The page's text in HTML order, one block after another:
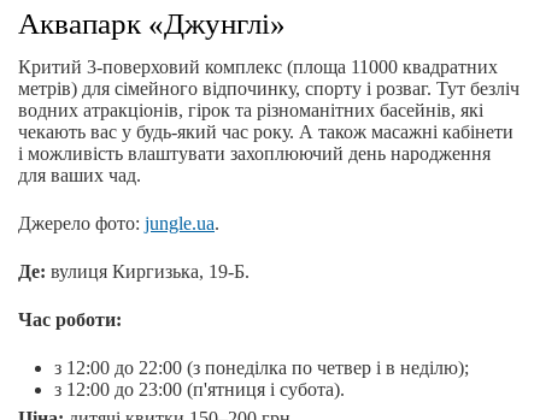
Аквапарк «Джунглі»
Критий 3-поверховий комплекс (площа 11000 квадратних
метрів) для сімейного відпочинку, спорту і розваг. Тут безліч
водних атракціонів, гірок та різноманітних басейнів, які
чекають вас у будь-який час року. А також масажні кабінети
і можливість влаштувати захоплюючий день народження
для ваших чад.
Джерело фото: jungle.ua.
Де: вулиця Киргизька, 19-Б.
Час роботи:
з 12:00 до 22:00 (з понеділка по четвер і в неділю);
з 12:00 до 23:00 (п'ятниця і субота).